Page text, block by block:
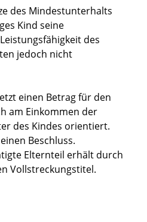
des Mindestunterhalts
Kind seine
des
jedoch nicht
einen Betrag für den
am Einkommen der
des Kindes orientiert.
Beschluss.
Elternteil erhält durch
Vollstreckungstitel.